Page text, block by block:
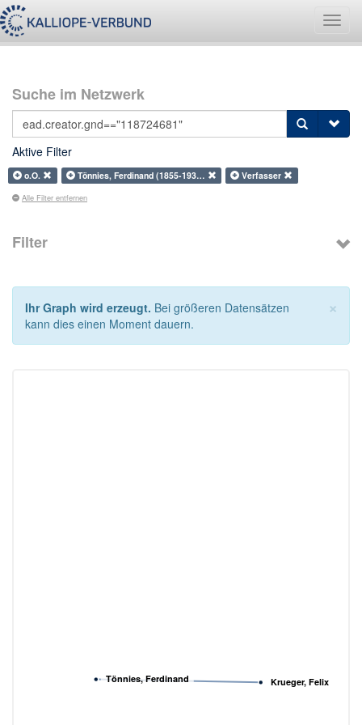
Suche im Netzwerk
Aktive Filter
o.O. Tönnies, Ferdinand (1855-193… Verfasser
Alle Filter entfernen
Filter
×
Ihr Graph wird erzeugt. Bei größeren Datensätzen
kann dies einen Moment dauern.
Tönnies, Ferdinand Krueger, Felix